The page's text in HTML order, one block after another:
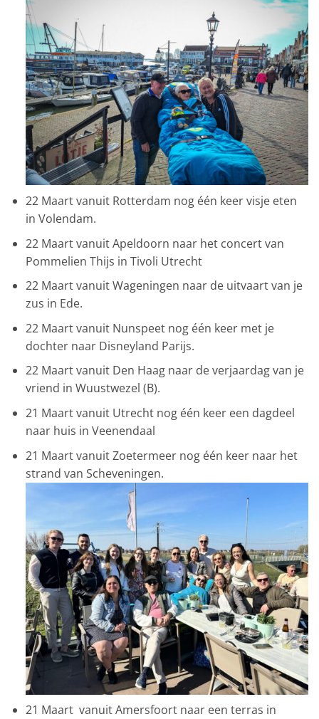
22 Maart vanuit Rotterdam nog één keer visje eten
in Volendam.
22 Maart vanuit Apeldoorn naar het concert van
Pommelien Thijs in Tivoli Utrecht
22 Maart vanuit Wageningen naar de uitvaart van je
zus in Ede.
22 Maart vanuit Nunspeet nog één keer met je
dochter naar Disneyland Parijs.
22 Maart vanuit Den Haag naar de verjaardag van je
vriend in Wuustwezel (B).
21 Maart vanuit Utrecht nog één keer een dagdeel
naar huis in Veenendaal
21 Maart vanuit Zoetermeer nog één keer naar het
strand van Scheveningen.
21 Maart vanuit Amersfoort naar een terras in